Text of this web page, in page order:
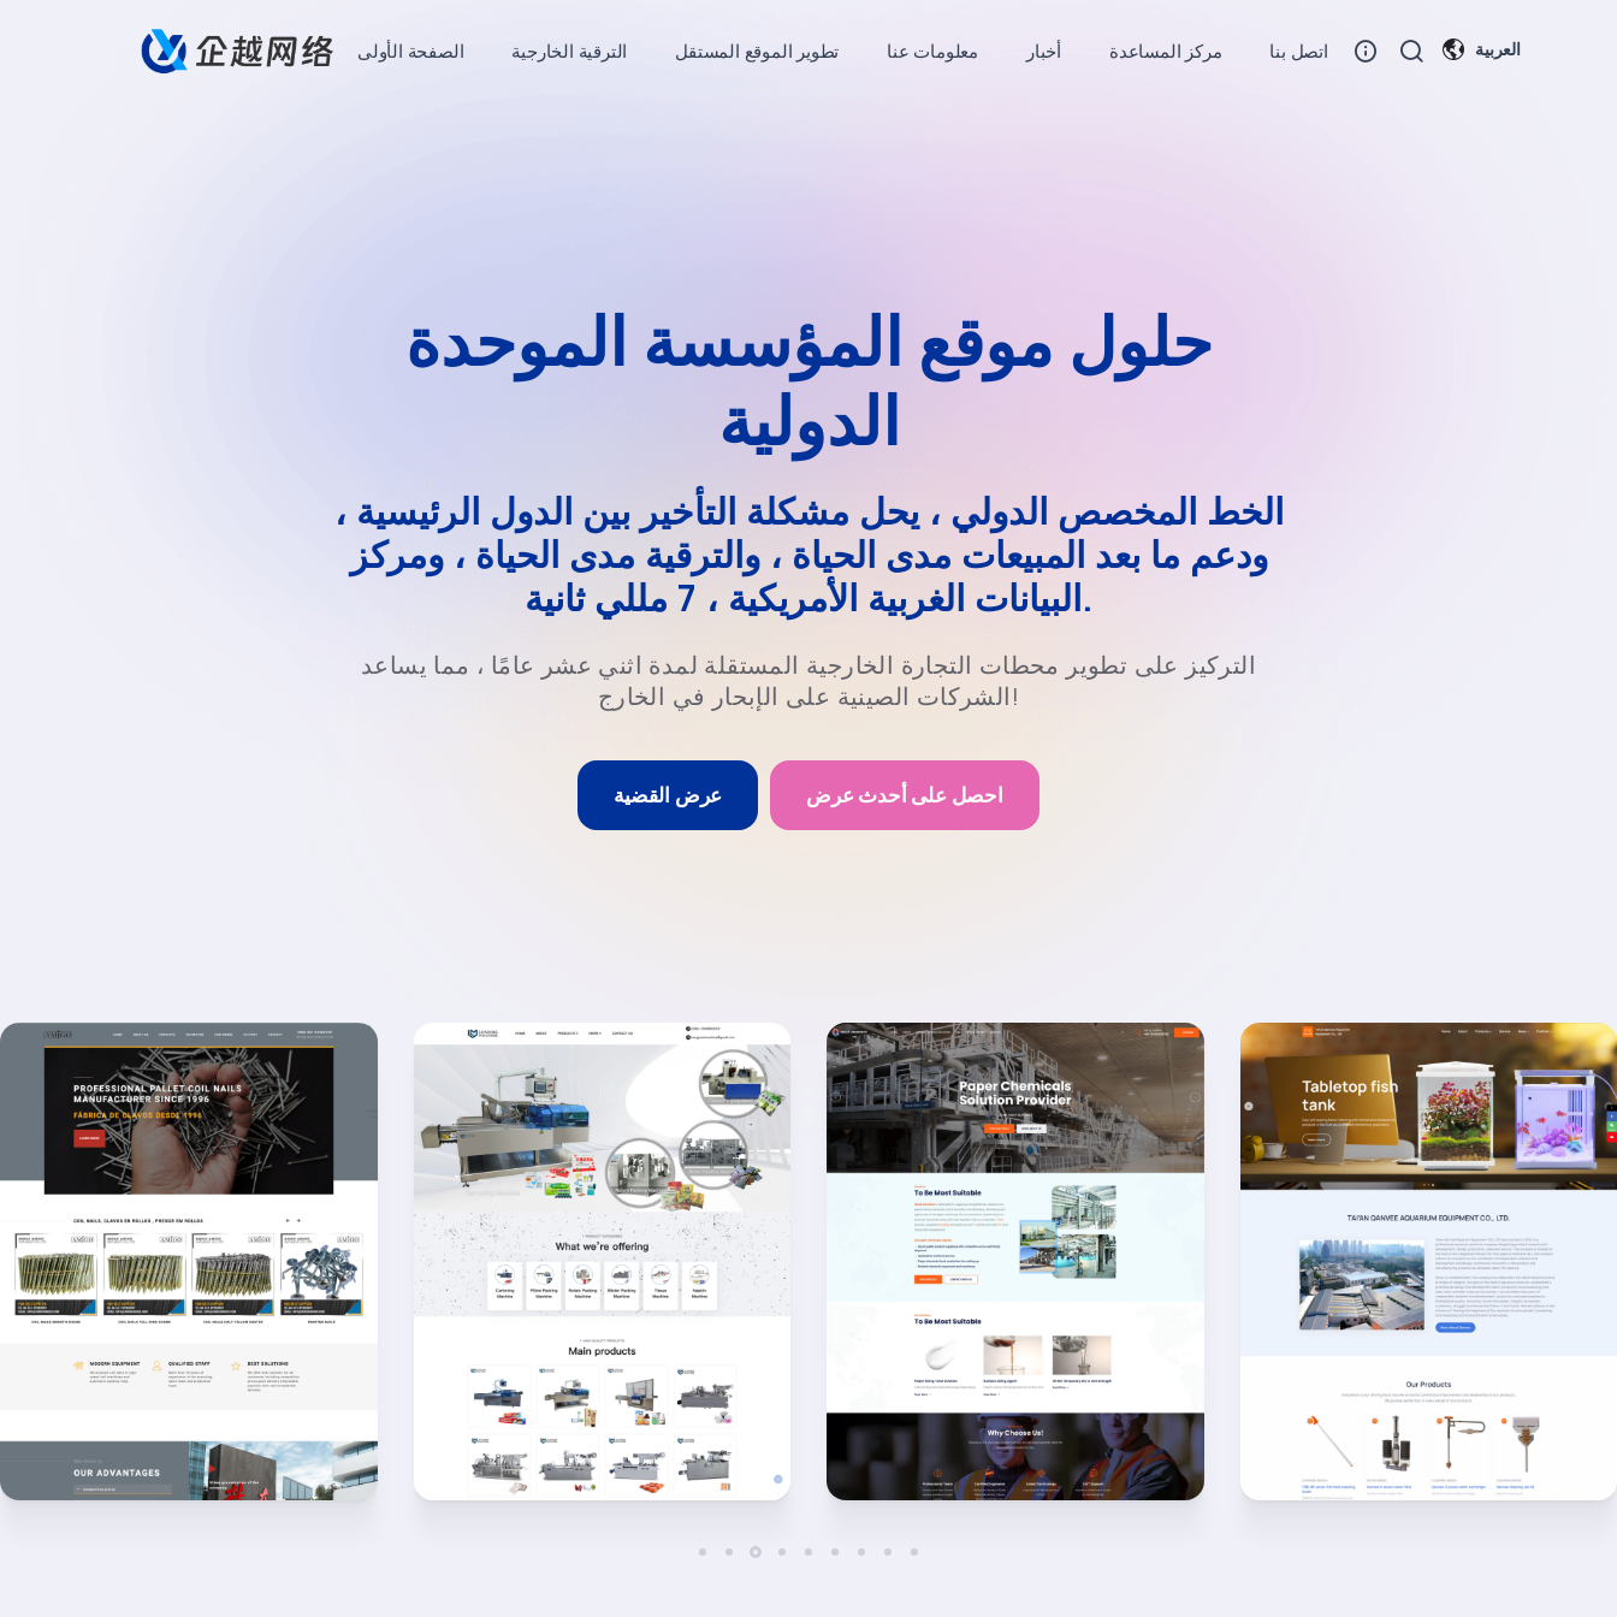
الصفحة الأولى الترقية الخارجية تطوير الموقع المستقل معلومات عنا أخبار مركز المساعدة اتصل بنا العربية
حلول موقع المؤسسة الموحدة
الدولية
الخط المخصص الدولي ، يحل مشكلة التأخير بين الدول الرئيسية ،
ودعم ما بعد المبيعات مدى الحياة ، والترقية مدى الحياة ، ومركز
البيانات الغربية الأمريكية ، 7 مللي ثانية.
التركيز على تطوير محطات التجارة الخارجية المستقلة لمدة اثني عشر عامًا ، مما يساعد
الشركات الصينية على الإبحار في الخارج!
عرض القضية احصل على أحدث عرض